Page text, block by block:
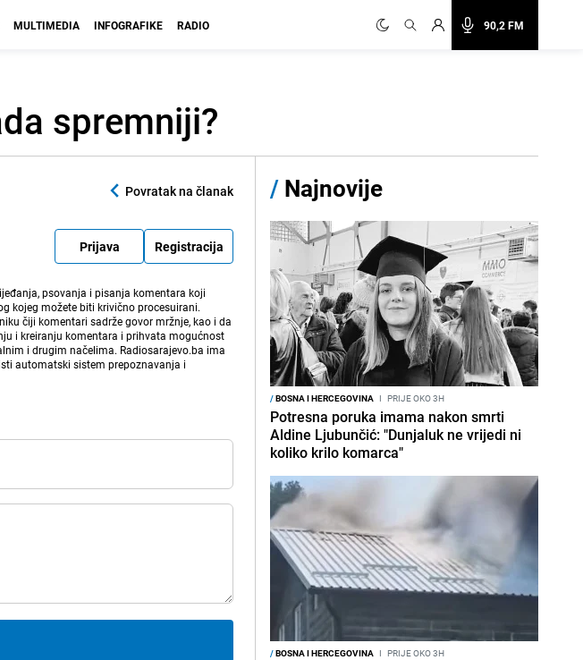
90,2 FM
MULTIMEDIA INFOGRAFIKE RADIO
spremniji?
Povratak na članak
Prijava Registracija
psovanja i pisanja komentara koji
kojeg možete biti krivično procesuirani.
čiji komentari sadrže govor mržnje, kao i da
i kreiranju komentara i prihvata mogućnost
i drugim načelima. Radiosarajevo.ba ima
automatski sistem prepoznavanja i
/ Najnovije
/BOSNA I HERCEGOVINA I PRIJE OKO 3H
Potresna poruka imama nakon smrti
Aldine Ljubunčić: "Dunjaluk ne vrijedi ni
koliko krilo komarca"
/BOSNA I HERCEGOVINA I PRIJE OKO 3H